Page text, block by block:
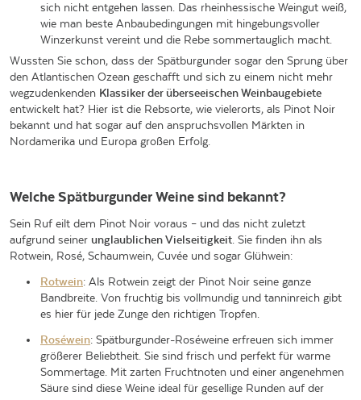
sich nicht entgehen lassen. Das rheinhessische Weingut weiß,
wie man beste Anbaubedingungen mit hingebungsvoller
Winzerkunst vereint und die Rebe sommertauglich macht.
Wussten Sie schon, dass der Spätburgunder sogar den Sprung über
den Atlantischen Ozean geschafft und sich zu einem nicht mehr
wegzudenkenden Klassiker der überseeischen Weinbaugebiete
entwickelt hat? Hier ist die Rebsorte, wie vielerorts, als Pinot Noir
bekannt und hat sogar auf den anspruchsvollen Märkten in
Nordamerika und Europa großen Erfolg.
Welche Spätburgunder Weine sind bekannt?
Sein Ruf eilt dem Pinot Noir voraus – und das nicht zuletzt
aufgrund seiner unglaublichen Vielseitigkeit . Sie finden ihn als
Rotwein, Rosé, Schaumwein, Cuvée und sogar Glühwein:
Rotwein: Als Rotwein zeigt der Pinot Noir seine ganze
Bandbreite. Von fruchtig bis vollmundig und tanninreich gibt
es hier für jede Zunge den richtigen Tropfen.
Roséwein: Spätburgunder-Roséweine erfreuen sich immer
größerer Beliebtheit. Sie sind frisch und perfekt für warme
Sommertage. Mit zarten Fruchtnoten und einer angenehmen
Säure sind diese Weine ideal für gesellige Runden auf der